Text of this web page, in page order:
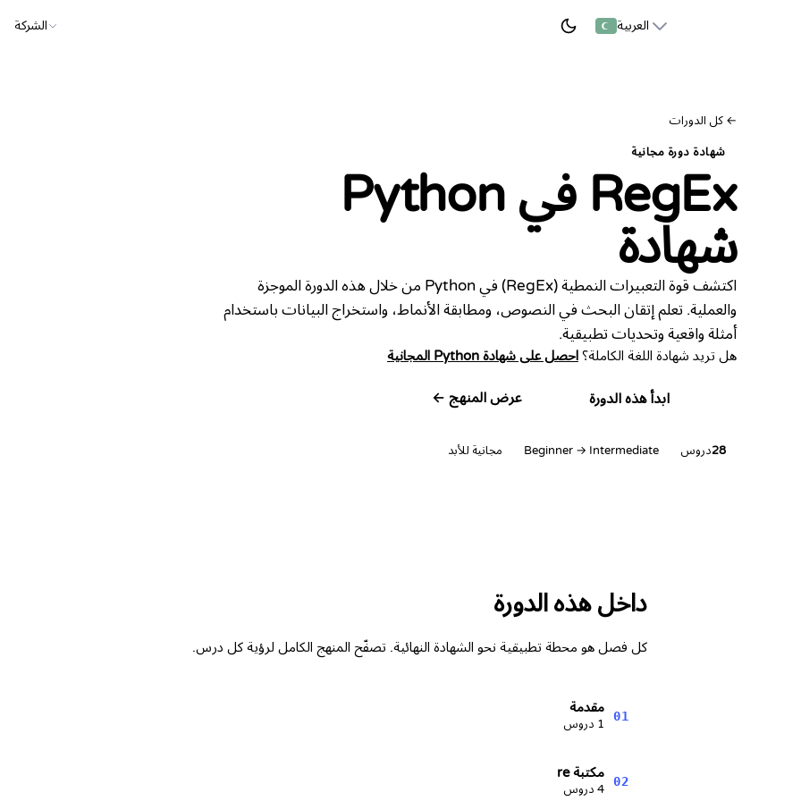
الشركة العربية
← كل الدورات
شهادة دورة مجانية
RegEx في Python
شهادة
اكتشف قوة التعبيرات النمطية (RegEx) في Python من خلال هذه الدورة الموجزة
والعملية. تعلم إتقان البحث في النصوص، ومطابقة الأنماط، واستخراج البيانات باستخدام
أمثلة واقعية وتحديات تطبيقية.
هل تريد شهادة اللغة الكاملة؟ احصل على شهادة Python المجانية
ابدأ هذه الدورة عرض المنهج ←
28دروس Beginner → Intermediate مجانية للأبد
داخل هذه الدورة
كل فصل هو محطة تطبيقية نحو الشهادة النهائية. تصفّح المنهج الكامل لرؤية كل درس.
01
مقدمة
1 دروس
02
مكتبة re
4 دروس